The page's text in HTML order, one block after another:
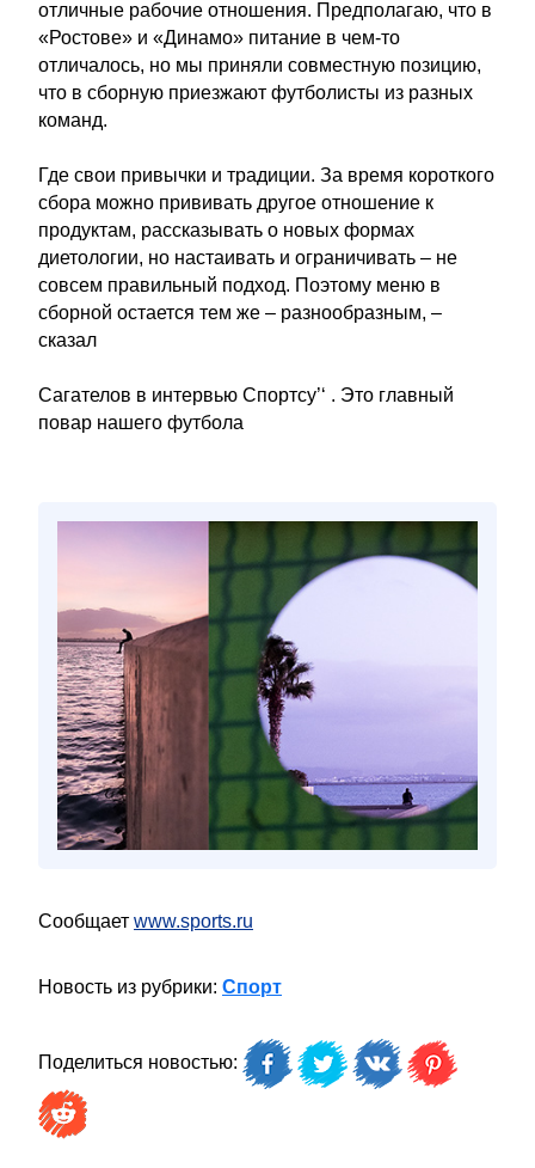
отличные рабочие отношения. Предполагаю, что в
«Ростове» и «Динамо» питание в чем-то
отличалось, но мы приняли совместную позицию,
что в сборную приезжают футболисты из разных
команд.
Где свои привычки и традиции. За время короткого
сбора можно прививать другое отношение к
продуктам, рассказывать о новых формах
диетологии, но настаивать и ограничивать – не
совсем правильный подход. Поэтому меню в
сборной остается тем же – разнообразным, –
сказал
Сагателов в интервью Спортсу’‘ . Это главный
повар нашего футбола
Сообщает www.sports.ru
Новость из рубрики: Спорт
Поделиться новостью: